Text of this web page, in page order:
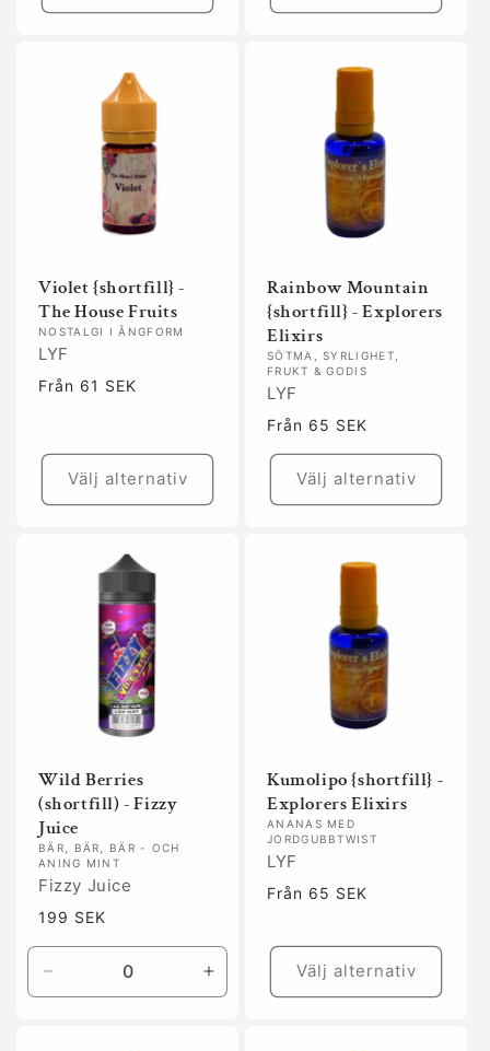
Violet {shortfill} -
The House Fruits
NOSTALGI I ÅNGFORM
LYF
Ordinarie
Från 61 SEK
Välj alternativ
Rainbow Mountain
{shortfill} - Explorers
Elixirs
SÖTMA, SYRLIGHET,
FRUKT & GODIS
LYF
Ordinarie
Från 65 SEK
Välj alternativ
Wild Berries
(shortfill) - Fizzy
Juice
BÄR, BÄR, BÄR - OCH
ANING MINT
Fizzy Juice
Ordinarie
199 SEK
kvantitet
Öka
kvantitet
Kumolipo {shortfill} -
Explorers Elixirs
ANANAS MED
JORDGUBBTWIST
LYF
Ordinarie
Från 65 SEK
Välj alternativ